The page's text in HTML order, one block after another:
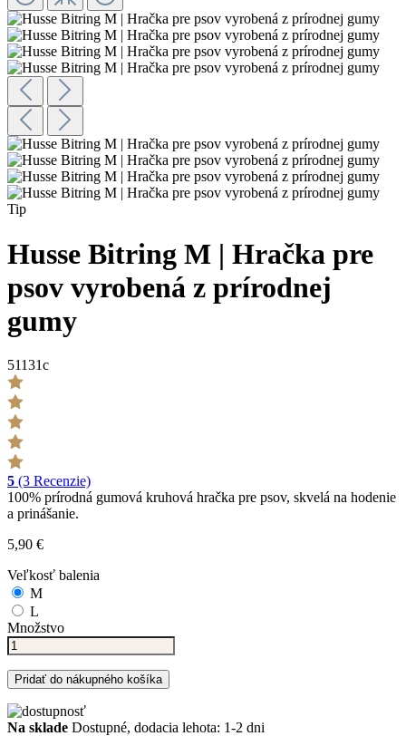
Tip
Husse Bitring M | Hračka pre
psov vyrobená z prírodnej
gumy
51131c
5 (3 Recenzie)
100% prírodná gumová kruhová hračka pre psov, skvelá na hodenie
a prinášanie.
5,90 €
Veľkosť balenia
M
L
Množstvo
Pridať do nákupného košíka
Na sklade Dostupné, dodacia lehota: 1-2 dni